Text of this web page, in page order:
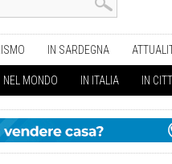
IN SARDEGNA
NEL MONDO IN ITALIA IN